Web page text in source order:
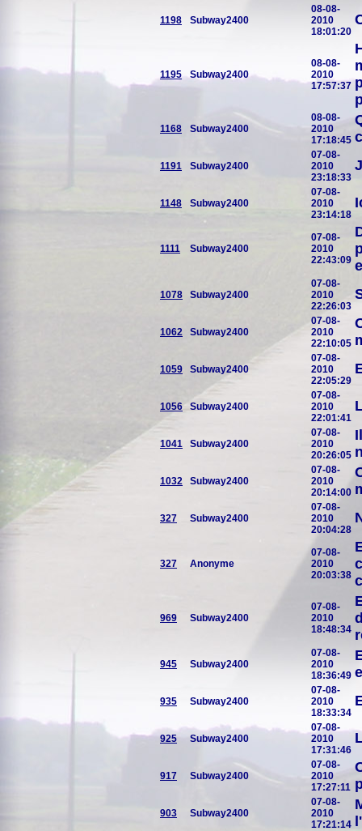
1198 Subway2400
08-08-
2010
18:01:20
1195 Subway2400
08-08-
2010
17:57:37
1168 Subway2400
08-08-
2010
17:18:45
1191 Subway2400
07-08-
2010
23:18:33
1148 Subway2400
07-08-
2010
23:14:18
1111 Subway2400
07-08-
2010
22:43:09
1078 Subway2400
07-08-
2010
22:26:03
1062 Subway2400
07-08-
2010
22:10:05
1059 Subway2400
07-08-
2010
22:05:29
1056 Subway2400
07-08-
2010
22:01:41
1041 Subway2400
07-08-
2010
20:26:05
1032 Subway2400
07-08-
2010
20:14:00
327 Subway2400
07-08-
2010
20:04:28
327 Anonyme
07-08-
2010
20:03:38
969 Subway2400
07-08-
2010
18:48:34
945 Subway2400
07-08-
2010
18:36:49
935 Subway2400
07-08-
2010
18:33:34
925 Subway2400
07-08-
2010
17:31:46
917 Subway2400
07-08-
2010
17:27:11
903 Subway2400
07-08-
2010
17:21:14